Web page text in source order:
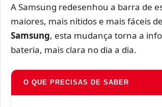
A Samsung redesenhou a barra de
maiores, mais nítidos e mais fáceis
Samsung, esta mudança torna a
bateria, mais clara no dia a dia.
O QUE PRECISAS DE SABER